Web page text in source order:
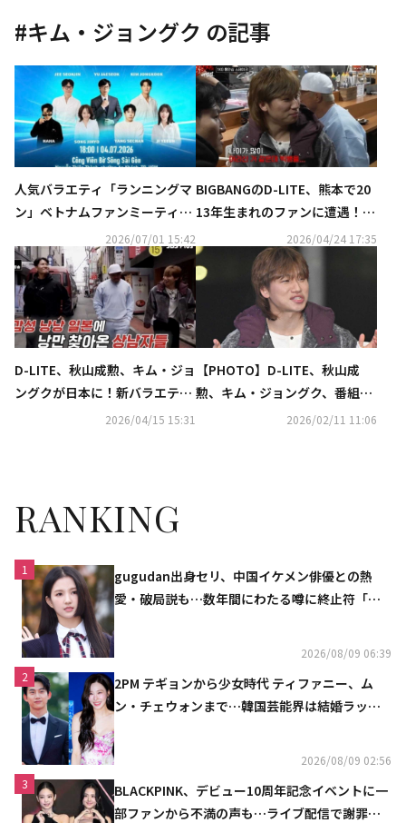
#キム・ジョングク の記事
人気バラエティ「ランニングマ
ン」ベトナムファンミーティン
グが急遽中止に…非難の声も
2026/07/01 15:42
BIGBANGのD-LITE、熊本で20
13年生まれのファンに遭遇！日
本語で「泣かないで」となだめ
る姿も（動画あり）
2026/04/24 17:35
D-LITE、秋山成勲、キム・ジョ
ングクが日本に！新バラエティ
「サンナムジャの旅行法」予告
2026/04/15 15:31
【PHOTO】D-LITE、秋山成
勲、キム・ジョングク、番組撮
影のため日本へ！意外な組み合
2026/02/11 11:06
RANKING
1
gugudan出身セリ、中国イケメン俳優との熱
愛・破局説も…数年間にわたる噂に終止符「邪
2026/08/09 06:39
2
2PM テギョンから少女時代 ティファニー、ム
ン・チェウォンまで…韓国芸能界は結婚ラッシ
2026/08/09 02:56
3
BLACKPINK、デビュー10周年記念イベントに一
部ファンから不満の声も…ライブ配信で謝罪